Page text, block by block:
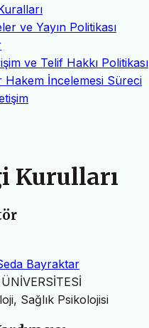
ve Yayın Politikası
ve Telif Hakkı Politikası
Hakem İncelemesi Süreci
Kurulları
Bayraktar
Sağlık Psikolojisi